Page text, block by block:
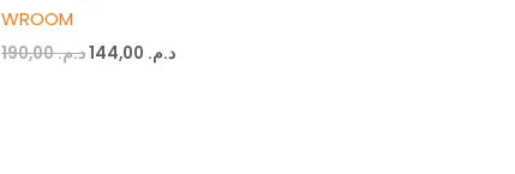
WROOM
د.م.190,00 د.م.